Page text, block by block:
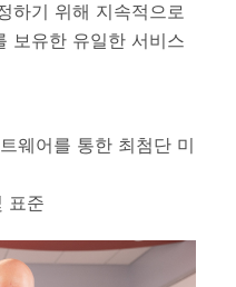
하기 위해 지속적으로
보유한 유일한 서비스
웨어를 통한 최첨단 미
표준